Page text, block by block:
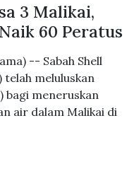
3 Malikai,
60 Peratus
-- Sabah Shell
telah meluluskan
bagi meneruskan
air dalam Malikai di